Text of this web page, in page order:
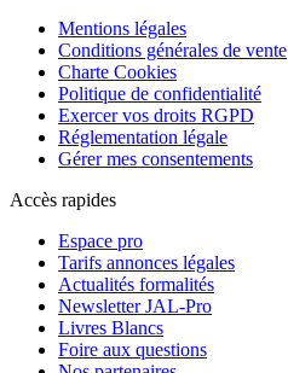
Mentions légales
Conditions générales de vente
Charte Cookies
Politique de confidentialité
Exercer vos droits RGPD
Réglementation légale
Gérer mes consentements
Accès rapides
Espace pro
Tarifs annonces légales
Actualités formalités
Newsletter JAL-Pro
Livres Blancs
Foire aux questions